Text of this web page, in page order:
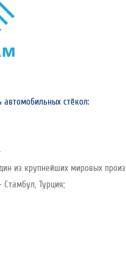
автомобильных стёкол:
из крупнейших мировых
Турция;